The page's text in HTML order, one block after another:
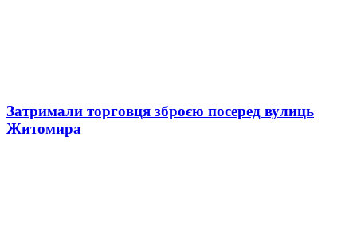
Затримали торговця зброєю посеред вулиць
Житомира